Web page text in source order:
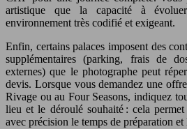
artistique que la capacité à
environnement très codifié et exigeant.
Enfin, certains palaces imposent des
supplémentaires (parking, frais de
externes) que le photographe peut
devis. Lorsque vous demandez une
Rivage ou au Four Seasons, indiquez
lieu et le déroulé souhaité : cela
avec précision le temps de préparation et